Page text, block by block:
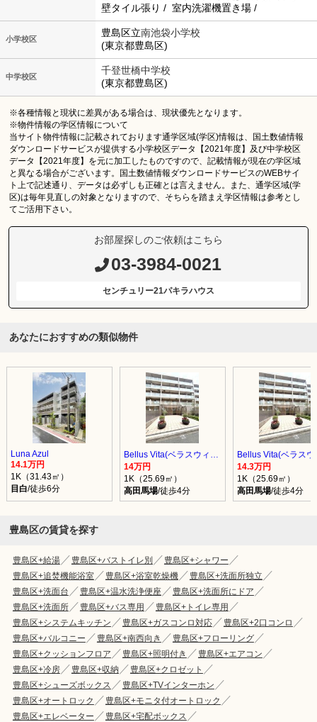
壁タイル張り / 室内洗濯機置き場 /
小学校区
豊島区立南池袋小学校
(東京都豊島区)
中学校区
千登世橋中学校
(東京都豊島区)
※各種情報と現状に差異がある場合は、現状優先となります。
※物件情報の学区情報について
当サイト物件情報に記載されております通学区域(学区)情報は、国土数値情報
ダウンロードサービスが提供する小学校区データ【2021年度】及び中学校区
データ【2021年度】を元に加工したものですので、記載情報が現在の学区域
と異なる場合がございます。国土数値情報ダウンロードサービスのWEBサイ
ト上で記述通り、データは必ずしも正確とは言えません。また、通学区域(学
区)は毎年見直しの対象となりますので、そちらを踏まえ学区情報は参考とし
てご活用下さい。
お部屋探しのご依頼はこちら
03-3984-0021
センチュリー21パキラハウス
あなたにおすすめの類似物件
Luna Azul
14.1万円
1K（31.43㎡）
目白/徒歩6分
Bellus Vita(ベラスウィータ)
14万円
1K（25.69㎡）
高田馬場/徒歩4分
14.3万円
1K（25.69㎡）
高田馬場/徒歩4分
豊島区の賃貸を探す
豊島区+給湯 豊島区+バストイレ別
豊島区+シャワー
豊島区+追焚機能浴室
豊島区+浴室乾燥機
豊島区+洗面所独立
豊島区+洗面台
豊島区+温水洗浄便座
豊島区+洗面所にドア
豊島区+洗面所
豊島区+バス専用
豊島区+トイレ専用
豊島区+システムキッチン
豊島区+ガスコンロ対応
豊島区+2口コンロ
豊島区+バルコニー
豊島区+南西向き
豊島区+フローリング
豊島区+クッションフロア
豊島区+照明付き
豊島区+エアコン
豊島区+冷房
豊島区+収納
豊島区+クロゼット
豊島区+シューズボックス
豊島区+TVインターホン
豊島区+オートロック
豊島区+モニタ付オートロック
豊島区+エレベーター
豊島区+宅配ボックス